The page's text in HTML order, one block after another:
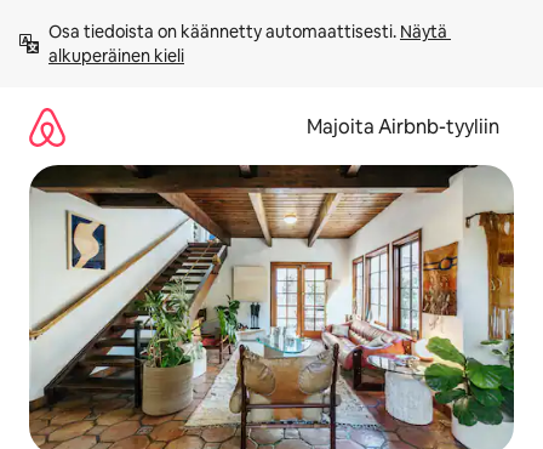
sisältö
väliin
Osa tiedoista on käännetty automaattisesti. Näytä
alkuperäinen kieli
Majoita Airbnb-tyyliin